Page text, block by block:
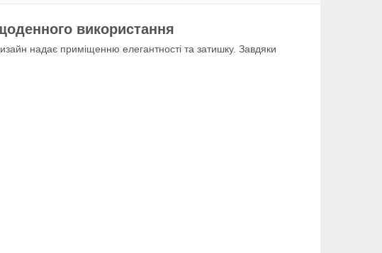
використання
надає приміщенню елегантності та затишку. Завдяки